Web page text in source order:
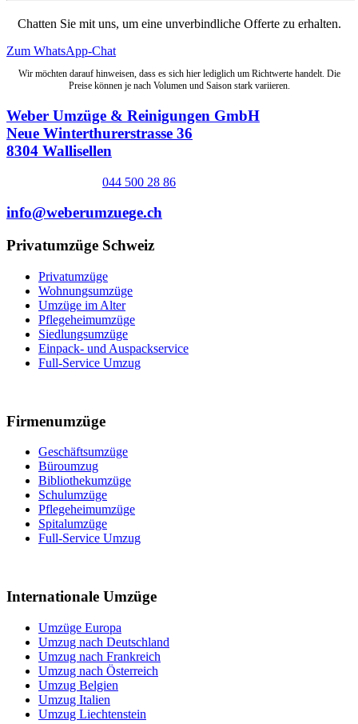
Chatten Sie mit uns, um eine unverbindliche Offerte zu erhalten.
Zum WhatsApp-Chat
Wir möchten darauf hinweisen, dass es sich hier lediglich um Richtwerte handelt. Die
Preise können je nach Volumen und Saison stark variieren.
Weber Umzüge & Reinigungen GmbH
Neue Winterthurerstrasse 36
8304 Wallisellen
044 500 28 86
info@weberumzuege.ch
Privatumzüge Schweiz
Privatumzüge
Wohnungsumzüge
Umzüge im Alter
Pflegeheimumzüge
Siedlungsumzüge
Einpack- und Auspackservice
Full-Service Umzug
Firmenumzüge
Geschäftsumzüge
Büroumzug
Bibliothekumzüge
Schulumzüge
Pflegeheimumzüge
Spitalumzüge
Full-Service Umzug
Internationale Umzüge
Umzüge Europa
Umzug nach Deutschland
Umzug nach Frankreich
Umzug nach Österreich
Umzug Belgien
Umzug Italien
Umzug Liechtenstein